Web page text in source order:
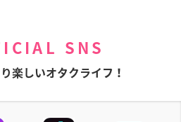
SNS
楽しいオタクライフ！